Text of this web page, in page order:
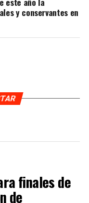
y conservantes en
finales de
de